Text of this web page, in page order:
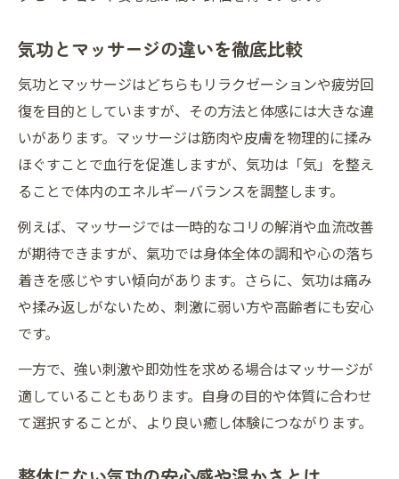
気功とマッサージの違いを徹底比較
気功とマッサージはどちらもリラクゼーションや疲労回
復を目的としていますが、その方法と体感には大きな違
いがあります。マッサージは筋肉や皮膚を物理的に揉み
ほぐすことで血行を促進しますが、気功は「気」を整え
ることで体内のエネルギーバランスを調整します。
例えば、マッサージでは一時的なコリの解消や血流改善
が期待できますが、氣功では身体全体の調和や心の落ち
着きを感じやすい傾向があります。さらに、気功は痛み
や揉み返しがないため、刺激に弱い方や高齢者にも安心
です。
一方で、強い刺激や即効性を求める場合はマッサージが
適していることもあります。自身の目的や体質に合わせ
て選択することが、より良い癒し体験につながります。